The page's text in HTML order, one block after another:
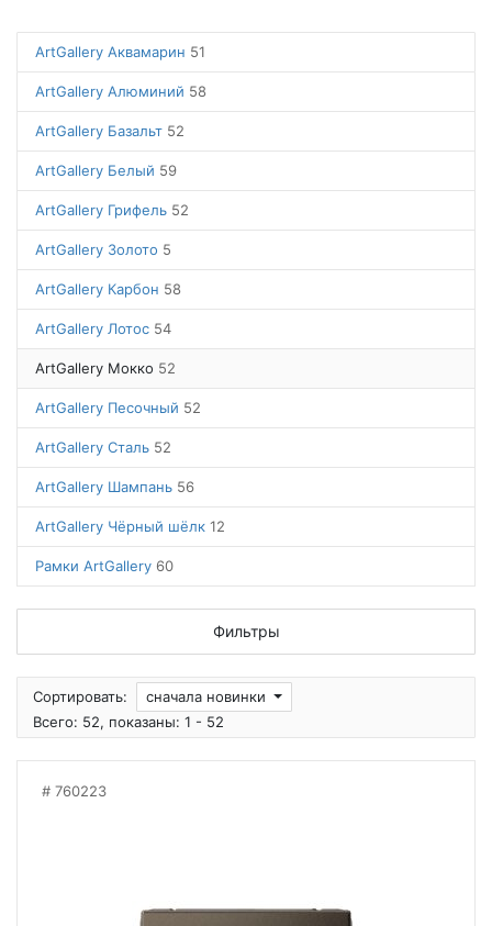
ArtGallery Аквамарин 51
ArtGallery Алюминий 58
ArtGallery Базальт 52
ArtGallery Белый 59
ArtGallery Грифель 52
ArtGallery Золото 5
ArtGallery Карбон 58
ArtGallery Лотос 54
ArtGallery Мокко 52
ArtGallery Песочный 52
ArtGallery Сталь 52
ArtGallery Шампань 56
ArtGallery Чёрный шёлк 12
Рамки ArtGallery 60
Фильтры
Сортировать:
сначала новинки
Всего: 52, показаны: 1 - 52
760223